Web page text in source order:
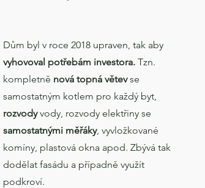
Dům byl v roce 2018 upraven, tak aby
vyhovoval potřebám investora.Tzn.
kompletně nová topná větevse
samostatným kotlem pro každý byt,
rozvodyvody, rozvody elektřiny se
samostatnými měřáky, vyvložkované
komíny, plastová okna apod. Zbývá tak
dodělat fasádu a případně využít
podkroví.